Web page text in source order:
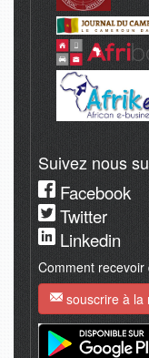
Suivez nous
Facebook
Twitter
Linkedin
Comment
souscrire à la